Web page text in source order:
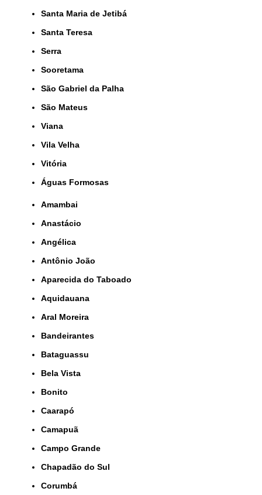
Santa Maria de Jetibá
Santa Teresa
Serra
Sooretama
São Gabriel da Palha
São Mateus
Viana
Vila Velha
Vitória
Águas Formosas
Amambai
Anastácio
Angélica
Antônio João
Aparecida do Taboado
Aquidauana
Aral Moreira
Bandeirantes
Bataguassu
Bela Vista
Bonito
Caarapó
Camapuã
Campo Grande
Chapadão do Sul
Corumbá